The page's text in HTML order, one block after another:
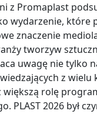
z Promaplast
wydarzenie, które
znaczenie
tworzyw
uwagę nie tylko
z wielu
większą rolę
PLAST 2026 był